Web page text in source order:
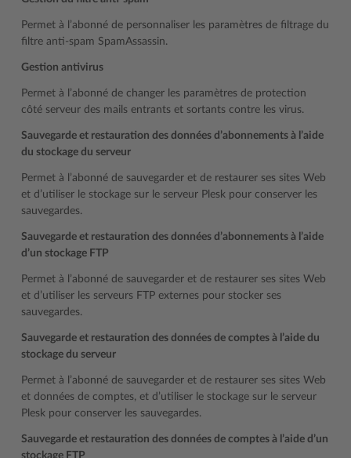
Permet à l’abonné de personnaliser les paramètres de filtrage du
filtre anti-spam SpamAssassin.
Gestion antivirus
Permet à l’abonné de changer les paramètres de protection
côté serveur des mails entrants et sortants contre les virus.
Sauvegarde et restauration des données d’abonnements à l’aide
du stockage du serveur
Permet à l’abonné de sauvegarder et de restaurer ses sites Web
et d’utiliser le stockage sur le serveur Plesk pour conserver les
sauvegardes.
Sauvegarde et restauration des données d’abonnements à l’aide
d’un stockage FTP
Permet à l’abonné de sauvegarder et de restaurer ses sites Web
et d’utiliser les serveurs FTP externes pour stocker ses
sauvegardes.
Sauvegarde et restauration des données de comptes à l’aide du
stockage du serveur
Permet à l’abonné de sauvegarder et de restaurer ses sites Web
et données de comptes, et d’utiliser le stockage sur le serveur
Plesk pour conserver les sauvegardes.
Sauvegarde et restauration des données de comptes à l’aide d’un
stockage FTP